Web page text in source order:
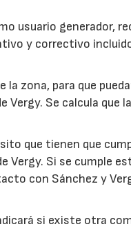
usuario generador,
y correctivo
zona, para que
Vergy. Se calcula que
que tienen que
Vergy. Si se cumple
con Sánchez y
si existe otra